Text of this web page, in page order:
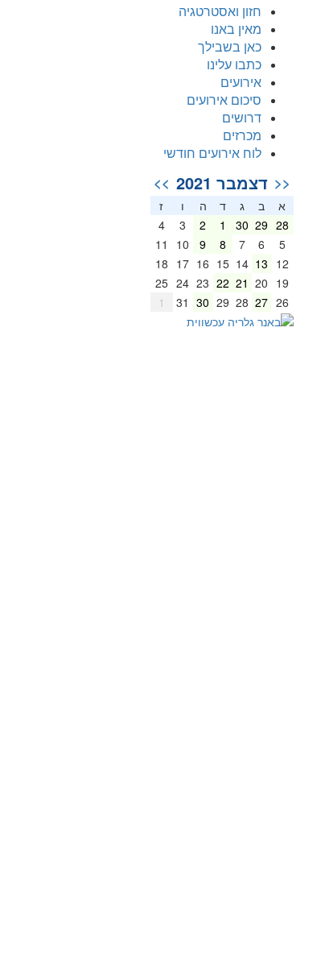
חזון ואסטרטגיה
מאין באנו
כאן בשבילך
כתבו עלינו
אירועים
סיכום אירועים
דרושים
מכרזים
לוח אירועים חודשי
<< דצמבר 2021 >>
א ב ג ד ה ו
ז
28
29
30
1
2
3
4
5
6
7
8
9
10
11
12
13
14
15
16
17
18
19
20
21
22
23
24
25
26
27
28
29
30
31
1